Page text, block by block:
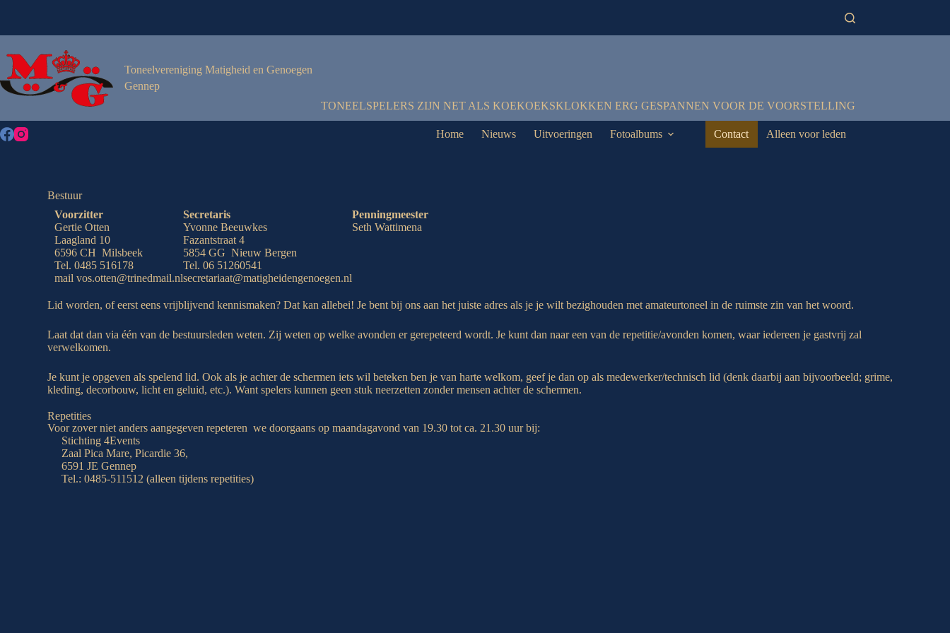
Toneelvereniging Matigheid en Genoegen
Gennep
TONEELSPELERS ZIJN NET ALS KOEKOEKSKLOKKEN ERG GESPANNEN VOOR DE VOORSTELLING
Home Nieuws Uitvoeringen Fotoalbums Contact Alleen voor leden
Bestuur
Voorzitter
Gertie Otten
Laagland 10
6596 CH Milsbeek
Tel. 0485 516178
mail vos.otten@trinedmail.nl
Secretaris
Yvonne Beeuwkes
Fazantstraat 4
5854 GG Nieuw Bergen
Tel. 06 51260541
secretariaat@matigheidengenoegen.nl
Penningmeester
Seth Wattimena
Lid worden, of eerst eens vrijblijvend kennismaken? Dat kan allebei! Je bent bij ons aan het juiste adres als je je wilt bezighouden met amateurtoneel in de ruimste zin van het woord.
Laat dat dan via één van de bestuursleden weten. Zij weten op welke avonden er gerepeteerd wordt. Je kunt dan naar een van de repetitie/avonden komen, waar iedereen je gastvrij zal
verwelkomen.
Je kunt je opgeven als spelend lid. Ook als je achter de schermen iets wil beteken ben je van harte welkom, geef je dan op als medewerker/technisch lid (denk daarbij aan bijvoorbeeld; grime,
kleding, decorbouw, licht en geluid, etc.). Want spelers kunnen geen stuk neerzetten zonder mensen achter de schermen.
Repetities
Voor zover niet anders aangegeven repeteren we doorgaans op maandagavond van 19.30 tot ca. 21.30 uur bij:
Stichting 4Events
Zaal Pica Mare, Picardie 36,
6591 JE Gennep
Tel.: 0485-511512 (alleen tijdens repetities)